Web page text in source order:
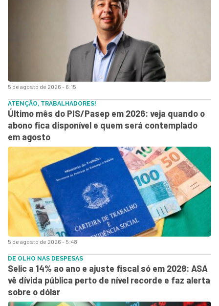
5 de agosto de 2026 - 6:15
5 de agosto de 2026 - 5:48
ATENÇÃO, TRABALHADORES!
Último mês do PIS/Pasep em 2026: veja quando o
abono fica disponível e quem será contemplado
em agosto
DE OLHO NAS DESPESAS
Selic a 14% ao ano e ajuste fiscal só em 2028: ASA
vê dívida pública perto de nível recorde e faz alerta
sobre o dólar